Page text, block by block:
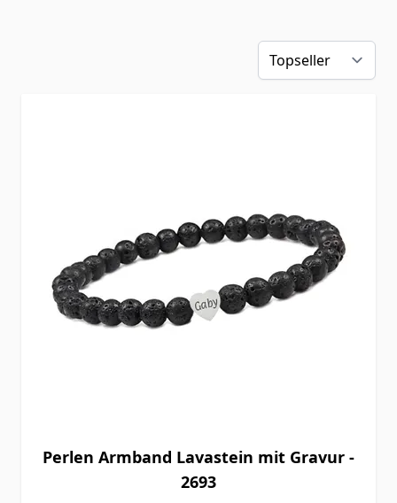
Perlen Armband Lavastein mit Gravur -
2693